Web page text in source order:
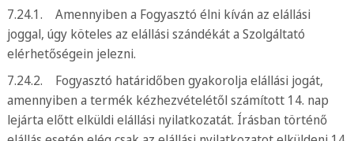
7.24.1. Amennyiben a Fogyasztó élni kíván az elállási
joggal, úgy köteles az elállási szándékát a Szolgáltató
elérhetőségein jelezni.
7.24.2. Fogyasztó határidőben gyakorolja elállási jogát,
amennyiben a termék kézhezvételétől számított 14. nap
lejárta előtt elküldi elállási nyilatkozatát. Írásban történő